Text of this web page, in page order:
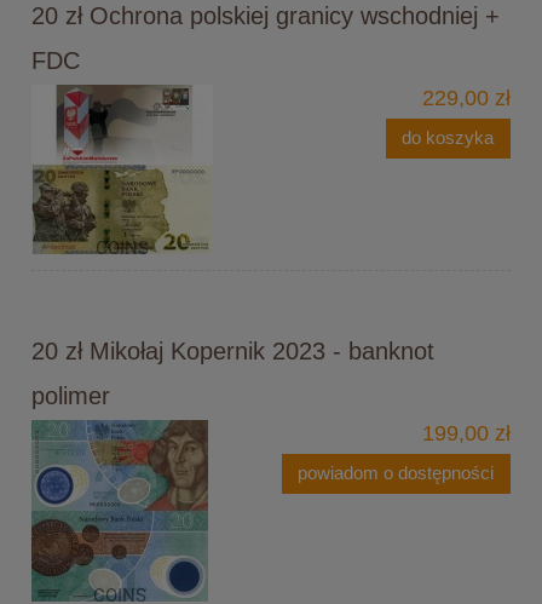
20 zł Ochrona polskiej granicy wschodniej +
FDC
229,00 zł
do koszyka
20 zł Mikołaj Kopernik 2023 - banknot
polimer
199,00 zł
powiadom o dostępności